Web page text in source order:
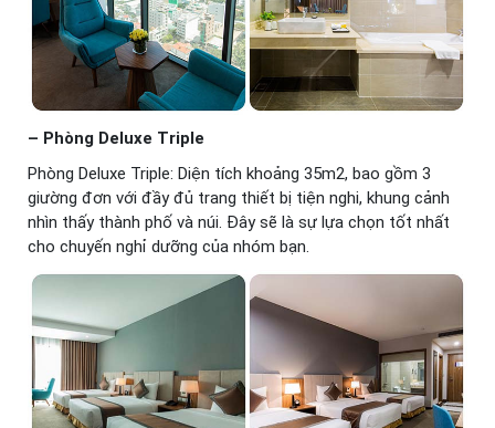
– Phòng Deluxe Triple
Phòng Deluxe Triple: Diện tích khoảng 35m2, bao gồm 3
giường đơn với đầy đủ trang thiết bị tiện nghi, khung cảnh
nhìn thấy thành phố và núi. Đây sẽ là sự lựa chọn tốt nhất
cho chuyến nghỉ dưỡng của nhóm bạn.